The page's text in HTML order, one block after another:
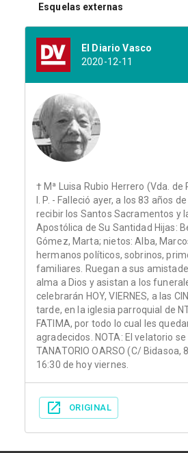
Esquelas externas
El Diario Vasco
2020-12-11
† Mª Luisa Rubio Herrero (Vda. de
I. P. - Falleció ayer, a los 83 años
recibir los Santos Sacramentos y
Apostólica de Su Santidad Hijas:
Gómez, Marta; nietos: Alba,
hermanos políticos, sobrinos,
familiares. Ruegan a sus
alma a Dios y asistan a los
celebrarán HOY, VIERNES, a las
tarde, en la iglesia parroquial de
FATIMA, por todo lo cual les
agradecidos. NOTA: El velatorio
TANATORIO OARSO (C/ Bidasoa,
16:30 de hoy viernes.
ORIGINAL